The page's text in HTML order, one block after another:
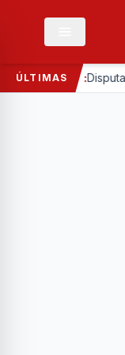
ÚLTIMASDisputa pela